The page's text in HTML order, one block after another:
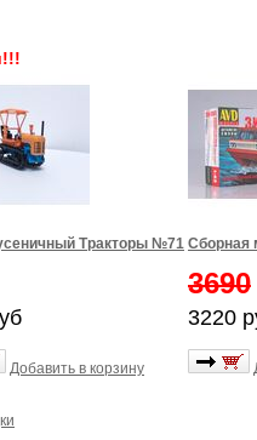
Тракторы №71
Добавить в корзину
Сборная
3690
3220